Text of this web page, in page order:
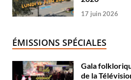
17 juin 2026
ÉMISSIONS SPÉCIALES
Gala
de la